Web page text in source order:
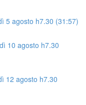
5 agosto h7.30 (31:57)
10 agosto h7.30
12 agosto h7.30